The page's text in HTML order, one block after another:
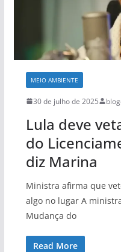
MEIO AMBIENTE
30 de julho de 2025
Lula deve
do
diz Marina
Ministra afirma que
algo no lugar A
Mudança do
Read More